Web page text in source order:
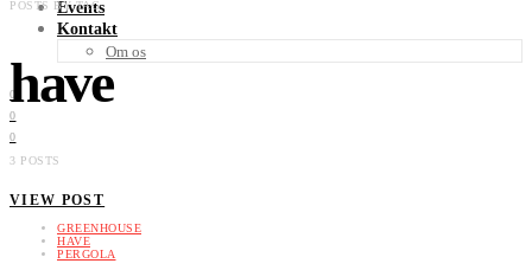
Events
Kontakt
Om os
0
0
0
POSTS BY TAG
have
3 POSTS
VIEW POST
GREENHOUSE
HAVE
PERGOLA